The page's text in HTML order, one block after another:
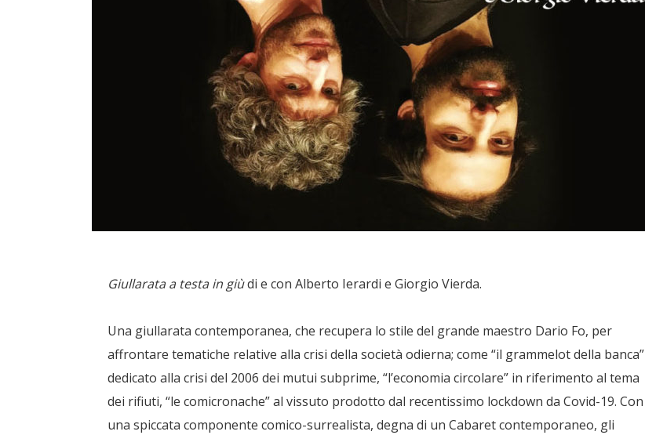
Giullarata a testa in giùdi e con Alberto Ierardi e Giorgio Vierda.
Una giullarata contemporanea, che recupera lo stile del grande maestro Dario Fo, per
affrontare tematiche relative alla crisi della società odierna; come “il grammelot della banca”
dedicato alla crisi del 2006 dei mutui subprime, “l’economia circolare” in riferimento al tema
dei rifiuti, “le comicronache” al vissuto prodotto dal recentissimo lockdown da Covid-19. Con
una spiccata componente comico-surrealista, degna di un Cabaret contemporaneo, gli